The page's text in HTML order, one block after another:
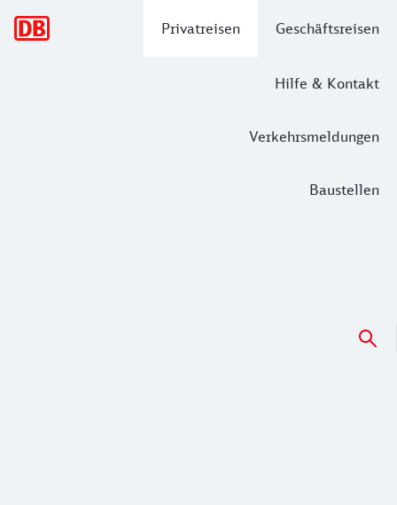
Privatreisen Geschäftsreisen
Hilfe & Kontakt
Verkehrsmeldungen
Baustellen